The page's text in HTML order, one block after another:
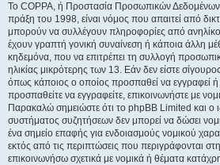
Το COPPA, ή Προστασία Προσωπικών Δεδομένων
πράξη του 1998, είναι νόμος που απαιτεί από
μπορούν να συλλέγουν πληροφορίες από
έχουν γραπτή γονική συναίνεση ή κάποια άλλη
κηδεμόνα, που να επιτρέπει τη συλλογή
ηλικίας μικρότερης των 13. Εάν δεν είστε
όπως κάποιος ο οποίος προσπαθεί να εγγραφεί ή
προσπαθείτε να εγγραφείτε, επικοινωνήστε με
Παρακαλώ σημειώστε ότι το phpBB Limited και ο
συστήματος συζητήσεων δεν μπορεί να δώσει
ένα σημείο επαφής για ενδοιασμούς νομικού
εκτός από τις περιπτώσεις που περιγράφονται
επικοινωνήσω σχετικά με νομικά ή θέματα